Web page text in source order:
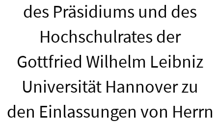
des Präsidiums und des
Hochschulrates der
Gottfried Wilhelm Leibniz
Universität Hannover zu
den Einlassungen von Herrn